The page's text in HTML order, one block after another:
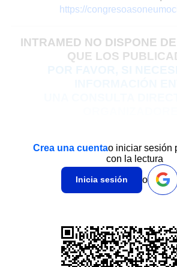
https://
INTRAMED NO DISPONE
QUE LOS
Crea una cuentao iniciar sesión
con la lectura
Inicia sesión o